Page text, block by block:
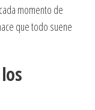
momento de
que todo suene